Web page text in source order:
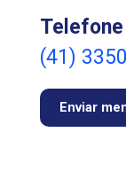
Telefone
(41)
Enviar